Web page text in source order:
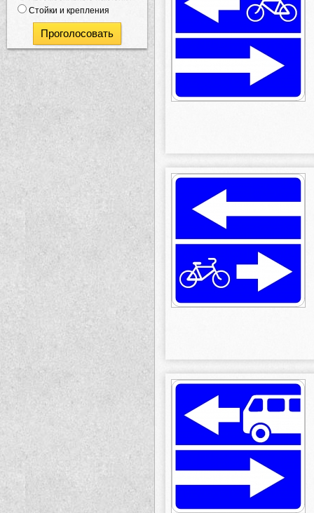
Стойки и крепления
Проголосовать